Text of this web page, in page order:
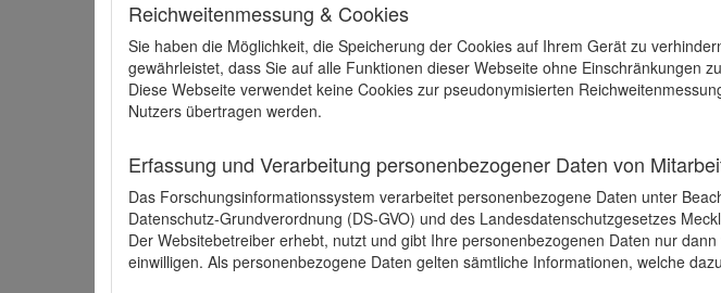
Reichweitenmessung & Cookies
Sie haben die Möglichkeit, die Speicherung der Cookies auf Ihrem Gerät zu
gewährleistet, dass Sie auf alle Funktionen dieser Webseite ohne Einschränkungen
Diese Webseite verwendet keine Cookies zur pseudonymisierten
Nutzers übertragen werden.
Erfassung und Verarbeitung personenbezogener Daten von
Das Forschungsinformationssystem verarbeitet personenbezogene Daten unter
Datenschutz-Grundverordnung (DS-GVO) und des Landesdatenschutzgesetzes
Der Websitebetreiber erhebt, nutzt und gibt Ihre personenbezogenen Daten nur
einwilligen. Als personenbezogene Daten gelten sämtliche Informationen, welche